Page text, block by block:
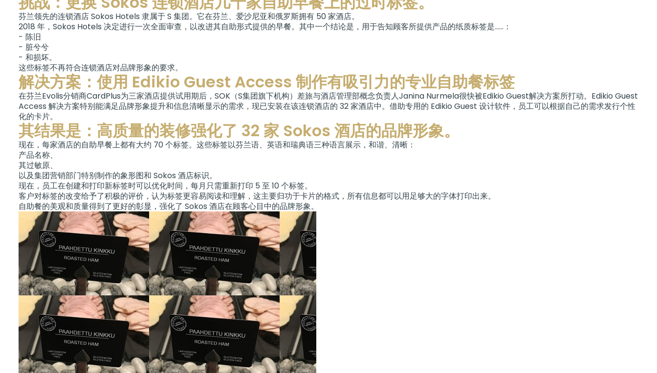
芬兰领先的连锁酒店 Sokos Hotels 隶属于 S 集团。它在芬兰、爱沙尼亚和俄罗斯拥有 50 家酒店。
2018 年，Sokos Hotels 决定进行一次全面审查，以改进其自助形式提供的早餐。其中一个结论是，用于告知顾客所提供产品的纸质标签是……：
陈旧
脏兮兮
和损坏。
这些标签不再符合连锁酒店对品牌形象的要求。
解决方案：使用 Edikio Guest Access 制作有吸引力的专业自助餐标签
在芬兰Evolis分销商CardPlus为三家酒店提供试用期后，SOK（S集团旗下机构）差旅与酒店管理部概念负责人Janina Nurmela很快被Edikio Guest解决方案所打动。Edikio Guest
Access 解决方案特别能满足品牌形象提升和信息清晰显示的需求，现已安装在该连锁酒店的 32 家酒店中。借助专用的 Edikio Guest 设计软件，员工可以根据自己的需求发行个性
化的卡片。
其结果是：高质量的装修强化了 32 家 Sokos 酒店的品牌形象。
现在，每家酒店的自助早餐上都有大约 70 个标签。这些标签以芬兰语、英语和瑞典语三种语言展示，和谐、清晰：
产品名称、
其过敏原、
以及集团营销部门特别制作的象形图和 Sokos 酒店标识。
现在，员工在创建和打印新标签时可以优化时间，每月只需重新打印 5 至 10 个标签。
客户对标签的改变给予了积极的评价，认为标签更容易阅读和理解，这主要归功于卡片的格式，所有信息都可以用足够大的字体打印出来。
自助餐的美观和质量得到了更好的彰显，强化了 Sokos 酒店在顾客心目中的品牌形象。